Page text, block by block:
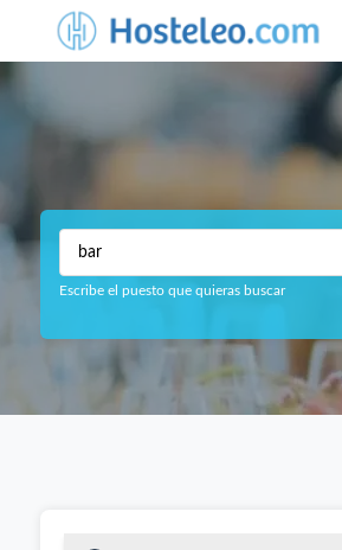
Escribe el puesto que quieras buscar